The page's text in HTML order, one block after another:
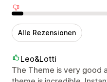
Negative Bewertungen
Alle Rezensionen
Leo&Lotti
The Theme is very good